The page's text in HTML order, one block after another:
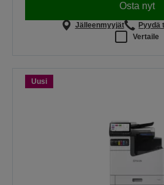
Osta nyt
Jälleenmyyjät
Pyydä
Vertaile
Uusi